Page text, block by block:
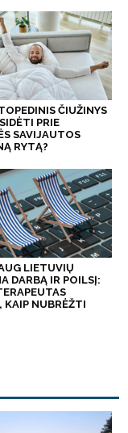
ČIUŽINYS
PRIE
SAVIJAUTOS
RYTĄ?
LIETUVIŲ
DARBĄ IR POILSĮ:
KAIP NUBRĖŽTI